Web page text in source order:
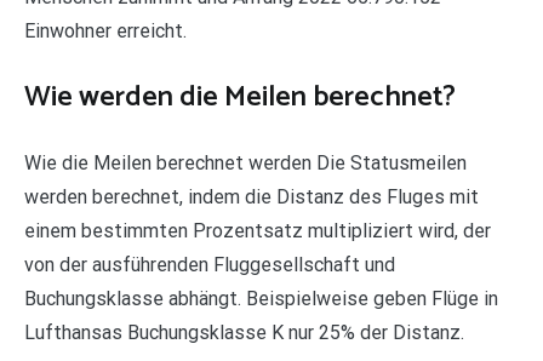
Einwohner erreicht.
Wie werden die Meilen berechnet?
Wie die Meilen berechnet werden Die Statusmeilen
werden berechnet, indem die Distanz des Fluges mit
einem bestimmten Prozentsatz multipliziert wird, der
von der ausführenden Fluggesellschaft und
Buchungsklasse abhängt. Beispielweise geben Flüge in
Lufthansas Buchungsklasse K nur 25% der Distanz.